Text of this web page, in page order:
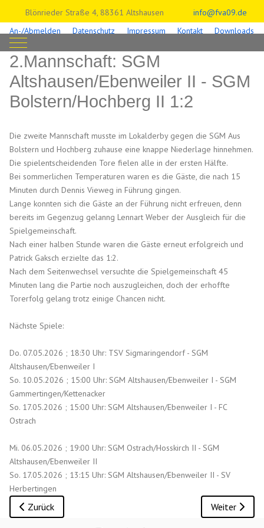
Blönrieder Straße 4, 88361 Altshausen
info@fva09.de
An-/Abmelden
Datenschutz Impressum Kontakt
Downloads
Mobile Menu Toggle
2.Mannschaft: SGM
Altshausen/Ebenweiler II - SGM
Bolstern/Hochberg II 1:2
Die zweite Mannschaft musste im Lokalderby gegen die SGM Aus
Bolstern und Hochberg zuhause eine knappe Niederlage hinnehmen.
Die spielentscheidenden Tore fielen alle in der ersten Hälfte.
Bei sommerlichen Temperaturen waren es die Gäste, die nach 15
Minuten durch Dennis Vieweg in Führung gingen.
Lange konnten sich die Gäste an der Führung nicht erfreuen, denn
bereits im Gegenzug gelanng Lennart Weber der Ausgleich für die
Spielgemeinschaft.
Nach einer halben Stunde waren die Gäste erneut erfolgreich und
Patrick Gaksch erzielte das 1:2.
Nach dem Seitenwechsel versuchte die Spielgemeinschaft 45
Minuten lang die Partie noch auszugleichen, doch der erhoffte
Torerfolg gelang trotz einige Chancen nicht.
Nächste Spiele:
Do. 07.05.2026 ; 18:30 Uhr: TSV Sigmaringendorf - SGM
Altshausen/Ebenweiler I
So. 10.05.2026 ; 15:00 Uhr: SGM Altshausen/Ebenweiler I - SGM
Gammertingen/Kettenacker
So. 17.05.2026 ; 15:00 Uhr: SGM Altshausen/Ebenweiler I - FC
Ostrach
Mi. 06.05.2026 ; 19:00 Uhr: SGM Ostrach/Hosskirch II - SGM
Altshausen/Ebenweiler II
So. 17.05.2026 ; 13:15 Uhr: SGM Altshausen/Ebenweiler II - SV
Herbertingen
Vorheriger Beitrag: 1. Mannschaft: SGM Altshausen/
Zurück Nächster
Weiter